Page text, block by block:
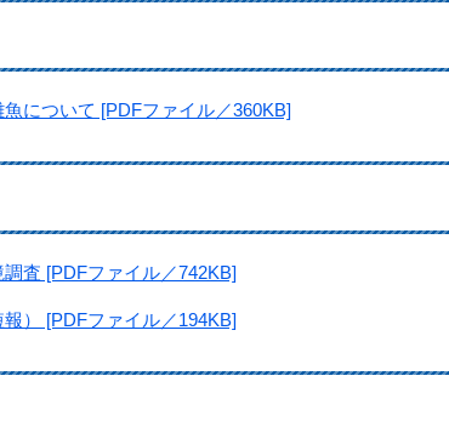
について [PDFファイル／360KB]
査 [PDFファイル／742KB]
） [PDFファイル／194KB]